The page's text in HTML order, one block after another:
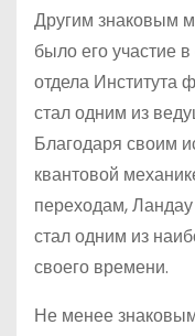
Другим знаковым
было его участие
отдела Института
стал одним из
Благодаря своим
квантовой
переходам,
стал одним из
своего времени.
Не менее